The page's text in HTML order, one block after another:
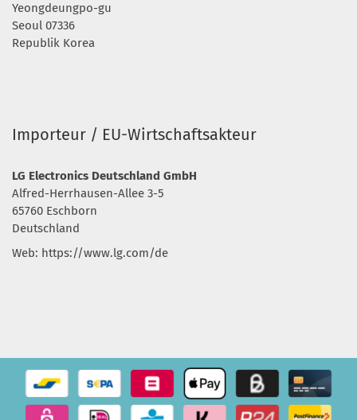
Yeongdeungpo-gu
Seoul 07336
Republik Korea
Importeur / EU-Wirtschaftsakteur
LG Electronics Deutschland GmbH
Alfred-Herrhausen-Allee 3-5
65760 Eschborn
Deutschland
Web: https://www.lg.com/de